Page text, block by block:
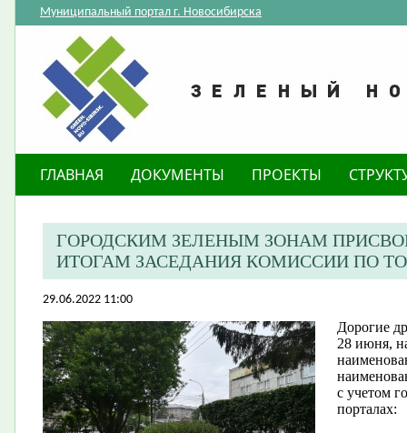
Муниципальный портал г. Новосибирска
ГЛАВНАЯ ДОКУМЕНТЫ ПРОЕКТЫ
ГОРОДСКИМ ЗЕЛЕНЫМ ЗОНАМ
ИТОГАМ ЗАСЕДАНИЯ КОМИССИИ ПО
29.06.2022 11:00
Дорогие
28 июня,
с учетом
порталах: